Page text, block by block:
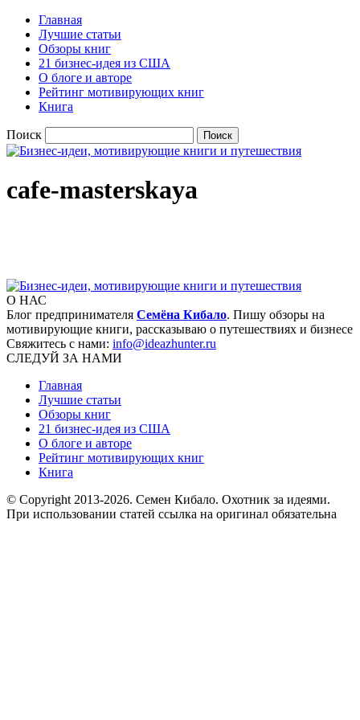
Главная
Лучшие статьи
Обзоры книг
21 бизнес-идея из США
О блоге и авторе
Рейтинг мотивирующих книг
Книга
Поиск
cafe-masterskaya
О НАС
Блог предпринимателя Семёна Кибало. Пишу обзоры на
мотивирующие книги, рассказываю о путешествиях и бизнесе
Свяжитесь с нами: info@ideazhunter.ru
СЛЕДУЙ ЗА НАМИ
Главная
Лучшие статьи
Обзоры книг
21 бизнес-идея из США
О блоге и авторе
Рейтинг мотивирующих книг
Книга
© Copyright 2013-2026. Семен Кибало. Охотник за идеями.
При использовании статей ссылка на оригинал обязательна